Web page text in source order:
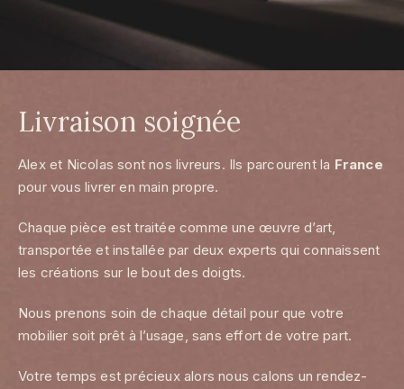
Livraison soignée
Alex et Nicolas sont nos livreurs. Ils parcourent la France
pour vous livrer en main propre.
Chaque pièce est traitée comme une œuvre d’art,
transportée et installée par deux experts qui connaissent
les créations sur le bout des doigts.
Nous prenons soin de chaque détail pour que votre
mobilier soit prêt à l’usage, sans effort de votre part.
Votre temps est précieux alors nous calons un rendez-